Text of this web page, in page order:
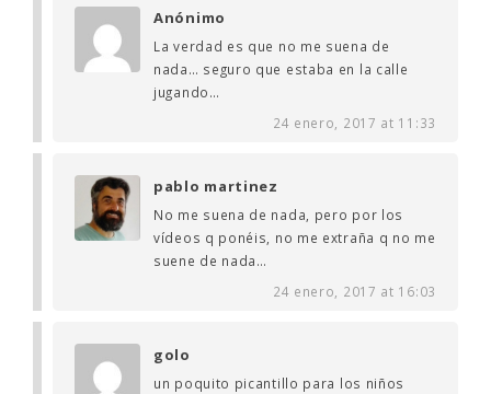
Anónimo
La verdad es que no me suena de
nada… seguro que estaba en la calle
jugando…
24 enero, 2017 at 11:33
pablo martinez
No me suena de nada, pero por los
vídeos q ponéis, no me extraña q no me
suene de nada…
24 enero, 2017 at 16:03
golo
un poquito picantillo para los niños